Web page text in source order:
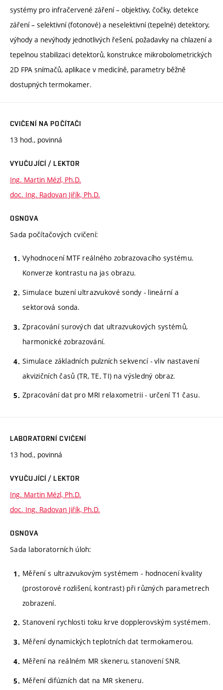
systémy pro infračervené záření – objektivy, čočky, detekce
záření – selektivní (fotonové) a neselektivní (tepelné) detektory,
výhody a nevýhody jednotlivých řešení, požadavky na chlazení a
tepelnou stabilizaci detektorů, konstrukce mikrobolometrických
2D FPA snímačů, aplikace v medicíně, parametry běžně
dostupných termokamer.
CVIČENÍ NA POČÍTAČI
13 hod., povinná
VYUČUJÍCÍ / LEKTOR
Ing. Martin Mézl, Ph.D.
doc. Ing. Radovan Jiřík, Ph.D.
OSNOVA
Sada počítačových cvičení:
Vyhodnocení MTF reálného zobrazovacího systému.
Konverze kontrastu na jas obrazu.
Simulace buzení ultrazvukové sondy - lineární a
sektorová sonda.
Zpracování surových dat ultrazvukových systémů,
harmonické zobrazování.
Simulace základních pulzních sekvencí - vliv nastavení
akvizičních časů (TR, TE, TI) na výsledný obraz.
Zpracování dat pro MRI relaxometrii - určení T1 času.
LABORATORNÍ CVIČENÍ
13 hod., povinná
VYUČUJÍCÍ / LEKTOR
Ing. Martin Mézl, Ph.D.
doc. Ing. Radovan Jiřík, Ph.D.
OSNOVA
Sada laboratorních úloh:
Měření s ultrazvukovým systémem - hodnocení kvality
(prostorové rozlišení, kontrast) při různých parametrech
zobrazení.
Stanovení rychlosti toku krve dopplerovským systémem.
Měření dynamických teplotních dat termokamerou.
Měření na reálném MR skeneru, stanovení SNR.
Měření difúzních dat na MR skeneru.